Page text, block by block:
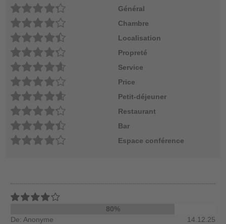
Général
Chambre
Localisation
Propreté
Service
Price
Petit-déjeuner
Restaurant
Bar
Espace conférence
80%
De: Anonyme
14.12.25